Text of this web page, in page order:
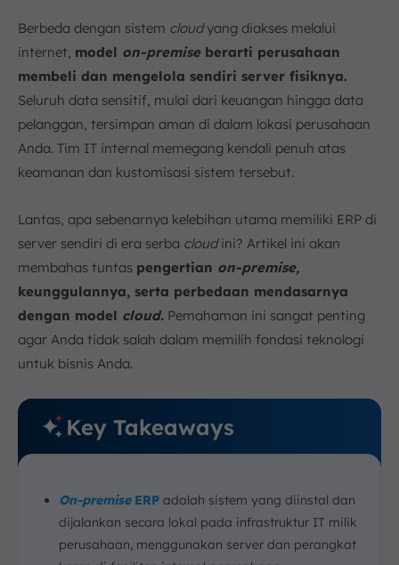
d. Akses dan Mobilitas
Berbeda dengan sistem cloudyang diakses melalui
internet, model on-premiseberarti perusahaan
membeli dan mengelola sendiri server fisiknya.
Seluruh data sensitif, mulai dari keuangan hingga data
pelanggan, tersimpan aman di dalam lokasi perusahaan
Anda. Tim IT internal memegang kendali penuh atas
keamanan dan kustomisasi sistem tersebut.
Lantas, apa sebenarnya kelebihan utama memiliki ERP di
server sendiri di era serba cloudini? Artikel ini akan
membahas tuntas pengertian on-premise,
keunggulannya, serta perbedaan mendasarnya
dengan model cloud. Pemahaman ini sangat penting
agar Anda tidak salah dalam memilih fondasi teknologi
untuk bisnis Anda.
Key Takeaways
On-premiseERP adalah sistem yang diinstal dan
dijalankan secara lokal pada infrastruktur IT milik
perusahaan, menggunakan server dan perangkat